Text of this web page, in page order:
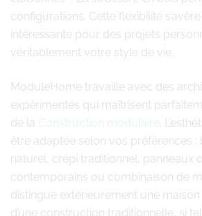
configurations. Cette flexibilité
intéressante pour des projets
véritablement votre style de vie.
ModuleHome travaille avec des
expérimentés qui maîtrisent
de la Construction modulaire.
être adaptée selon vos préférences :
naturel, crépi traditionnel, panneaux
contemporains ou combinaison de
distingue extérieurement une
d’une construction traditionnelle, si